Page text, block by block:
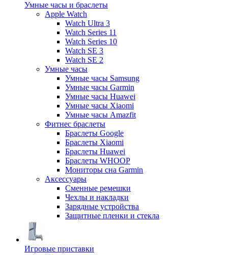
Умные часы и браслеты
Apple Watch
Watch Ultra 3
Watch Series 11
Watch Series 10
Watch SE 3
Watch SE 2
Умные часы
Умные часы Samsung
Умные часы Garmin
Умные часы Huawei
Умные часы Xiaomi
Умные часы Amazfit
Фитнес браслеты
Браслеты Google
Браслеты Xiaomi
Браслеты Huawei
Браслеты WHOOP
Мониторы сна Garmin
Аксессуары
Сменные ремешки
Чехлы и накладки
Зарядные устройства
Защитные пленки и стекла
Игровые приставки